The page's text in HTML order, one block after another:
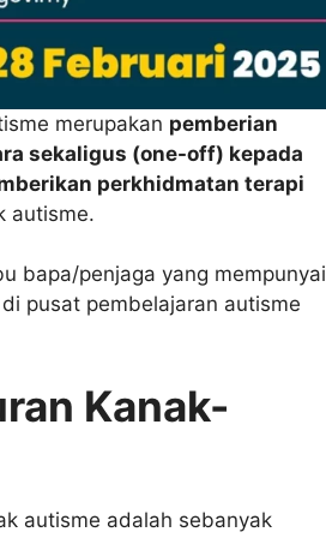
merupakan pemberian
sekaligus (one-off) kepada
perkhidmatan terapi
autisme.
bapa/penjaga yang mempunyai
pusat pembelajaran autisme
Kanak-
autisme adalah sebanyak